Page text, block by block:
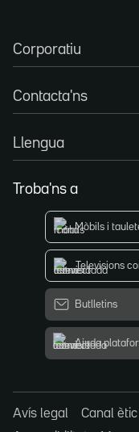
Corporatiu
Contacta'ns
Llengua
Troba'ns a
Mòbils i
Televisions
Butlletins
Ajuda
Avís legal Canal ètic